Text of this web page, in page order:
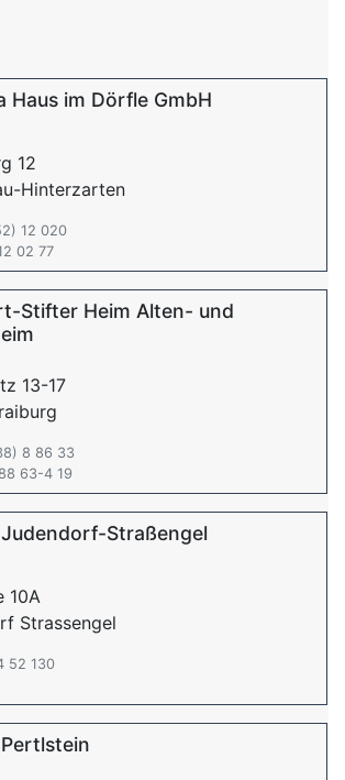
Haus im Dörfle GmbH
12
Hinterzarten
12 020
02 77
Stifter Heim Alten- und
13-17
8 86 33
63-4 19
Straßengel
10A
Strassengel
52 130